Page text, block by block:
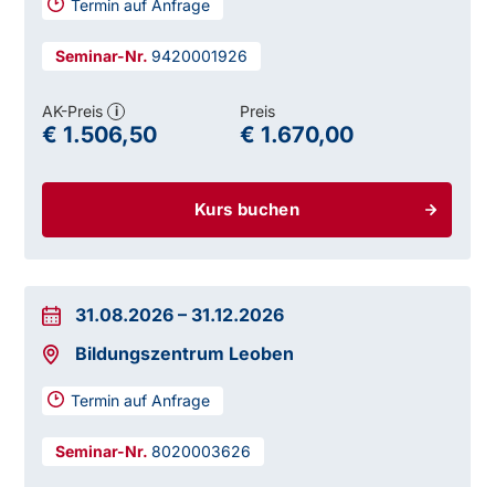
Termin auf Anfrage
9420001926
Kurs buchen
AK-Preis i
€ 1.506,50
Preis
€ 1.670,00
31.08.2026 – 31.12.2026
Bildungszentrum Leoben
Termin auf Anfrage
8020003626